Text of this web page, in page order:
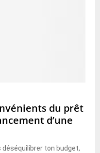
du prêt
d’une
ton budget,